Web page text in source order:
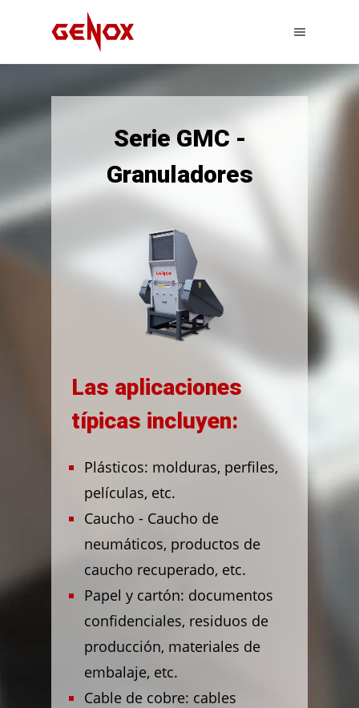
Serie GMC -
Granuladores
Las aplicaciones
típicas incluyen:
Plásticos: molduras, perfiles,
películas, etc.
Caucho - Caucho de
neumáticos, productos de
caucho recuperado, etc.
Papel y cartón: documentos
confidenciales, residuos de
producción, materiales de
embalaje, etc.
Cable de cobre: cables